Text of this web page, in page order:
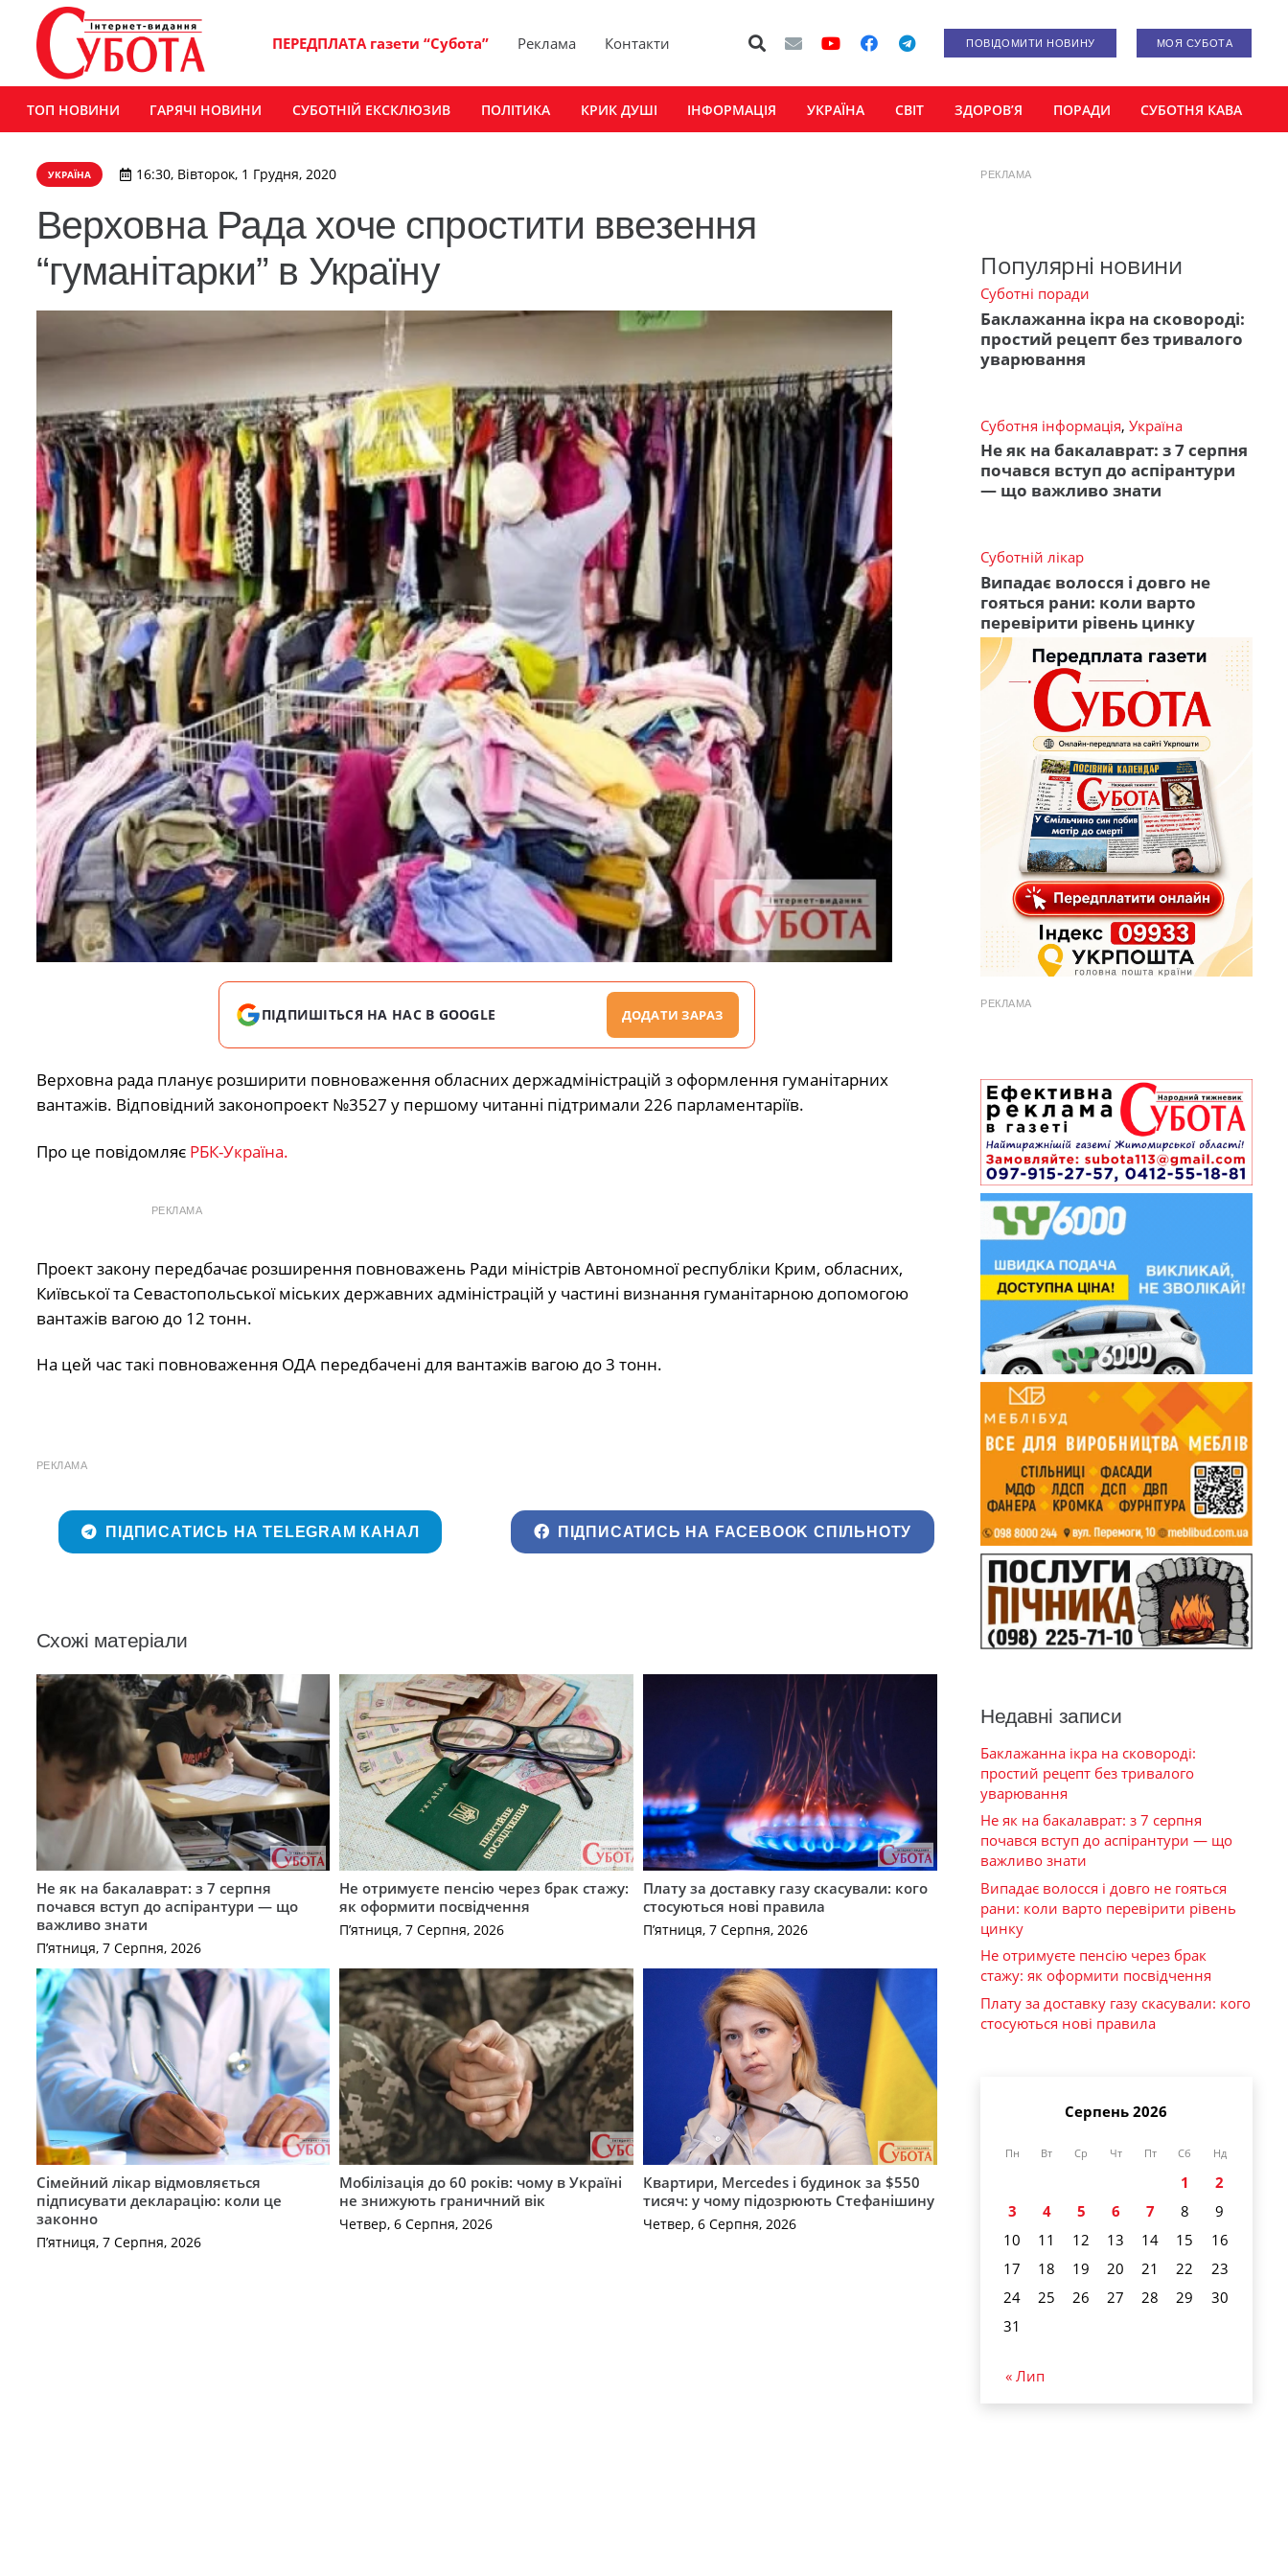
ПЕРЕДПЛАТА газети “Субота” Реклама Контакти ПОВІДОМИТИ НОВИНУ МОЯ СУБОТА
ТОП НОВИНИ ГАРЯЧІ НОВИНИ СУБОТНІЙ ЕКСКЛЮЗИВ ПОЛІТИКА КРИК ДУШІ ІНФОРМАЦІЯ УКРАЇНА СВІТ ЗДОРОВ’Я ПОРАДИ СУБОТНЯ КАВА
УКРАЇНА 16:30, Вівторок, 1 Грудня, 2020
Верховна Рада хоче спростити ввезення
“гуманітарки” в Україну
ПІДПИШІТЬСЯ НА НАС В GOOGLE ДОДАТИ ЗАРАЗ
Верховна рада планує розширити повноваження обласних держадміністрацій з оформлення гуманітарних
вантажів. Відповідний законопроект №3527 у першому читанні підтримали 226 парламентаріїв.
Про це повідомляє РБК-Україна.
РЕКЛАМА
Проект закону передбачає розширення повноважень Ради міністрів Автономної республіки Крим, обласних,
Київської та Севастопольської міських державних адміністрацій у частині визнання гуманітарною допомогою
вантажів вагою до 12 тонн.
На цей час такі повноваження ОДА передбачені для вантажів вагою до 3 тонн.
РЕКЛАМА
ПІДПИСАТИСЬ НА TELEGRAM КАНАЛ ПІДПИСАТИСЬ НА FACEBOOK СПІЛЬНОТУ
Схожі матеріали
Не як на бакалаврат: з 7 серпня
почався вступ до аспірантури — що
важливо знати
П’ятниця, 7 Серпня, 2026
Не отримуєте пенсію через брак стажу:
як оформити посвідчення
П’ятниця, 7 Серпня, 2026
Плату за доставку газу скасували: кого
стосуються нові правила
П’ятниця, 7 Серпня, 2026
Сімейний лікар відмовляється
підписувати декларацію: коли це
законно
П’ятниця, 7 Серпня, 2026
Мобілізація до 60 років: чому в Україні
не знижують граничний вік
Четвер, 6 Серпня, 2026
Квартири, Mercedes і будинок за $550
тисяч: у чому підозрюють Стефанішину
Четвер, 6 Серпня, 2026
РЕКЛАМА
Популярні новини
Суботні поради
Баклажанна ікра на сковороді:
простий рецепт без тривалого
уварювання
Суботня інформація, Україна
Не як на бакалаврат: з 7 серпня
почався вступ до аспірантури
— що важливо знати
Суботній лікар
Випадає волосся і довго не
гояться рани: коли варто
перевірити рівень цинку
РЕКЛАМА
Недавні записи
Баклажанна ікра на сковороді:
простий рецепт без тривалого
уварювання
Не як на бакалаврат: з 7 серпня
почався вступ до аспірантури — що
важливо знати
Випадає волосся і довго не гояться
рани: коли варто перевірити рівень
цинку
Не отримуєте пенсію через брак
стажу: як оформити посвідчення
Плату за доставку газу скасували: кого
стосуються нові правила
Серпень 2026
Пн Вт Ср Чт Пт Сб Нд
1
2
3
4 5 6 7 8
9
10
11 12 13 14 15
16
17
18 19 20 21 22
23
24
25 26 27 28 29
30
31
« Лип